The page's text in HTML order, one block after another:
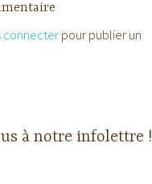
connecterpour publier un
à notre infolettre !